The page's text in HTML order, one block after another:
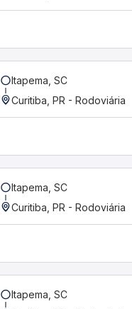
Itapema, SC
Curitiba, PR - Rodoviária
Itapema, SC
Curitiba, PR - Rodoviária
Itapema, SC